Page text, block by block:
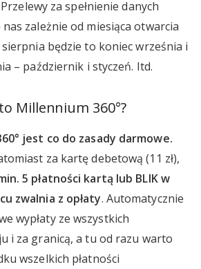
za spełnienie danych
zależnie od miesiąca otwarcia
będzie to koniec września i
– październik i styczeń. Itd.
Millennium 360°?
jest co do zasady darmowe.
za kartę debetową (11 zł),
5 płatności kartą lub BLIK w
zwalnia z opłaty. Automatycznie
wypłaty ze wszystkich
i za granicą, a tu od razu warto
wszelkich płatności